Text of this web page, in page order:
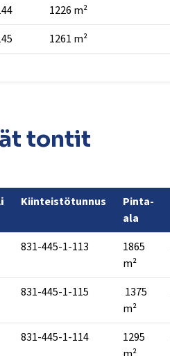
1226 m²
1261 m²
tontit
Kiinteistötunnus
Pinta-
ala
831-445-1-113
1865
m²
831-445-1-115
1375
m²
831-445-1-114
1295